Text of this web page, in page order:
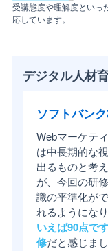
受講態度や理解度といっ
応しています。
デジタル人材
ソフトバン
Webマーケテ
は中長期的な
出るものと考
が、今回の研
識の平準化が
れるようになり
いえば90点で
修だと感じまし